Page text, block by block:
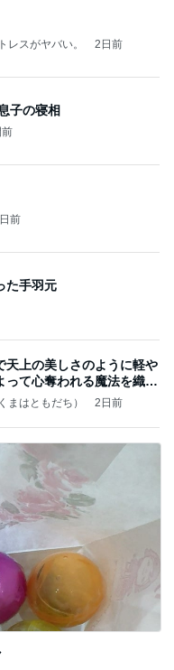
レスがヤバい。 2日前
子の寝相
前
た手羽元
天上の美しさのように軽や
って心奪われる魔法を織り
まはともだち） 2日前